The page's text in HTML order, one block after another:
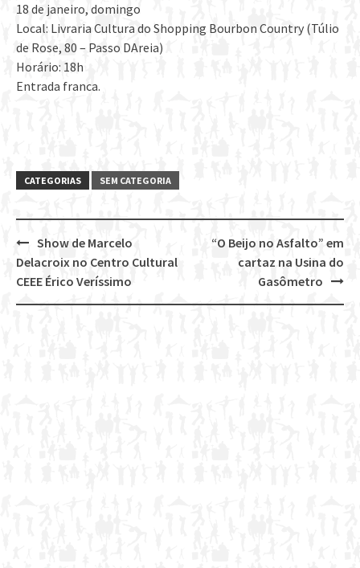
18 de janeiro, domingo
Local: Livraria Cultura do Shopping Bourbon Country (Túlio
de Rose, 80 – Passo DAreia)
Horário: 18h
Entrada franca.
CATEGORIAS SEM CATEGORIA
Post
navigation
“O Beijo no Asfalto” em
cartaz na Usina do
Gasômetro
Show de Marcelo
Delacroix no Centro Cultural
CEEE Érico Veríssimo